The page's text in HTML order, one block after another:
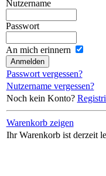
Nutzername
Passwort
An mich erinnern
Passwort vergessen?
Nutzername vergessen?
Noch kein Konto?
Warenkorb zeigen
Ihr Warenkorb ist derzeit